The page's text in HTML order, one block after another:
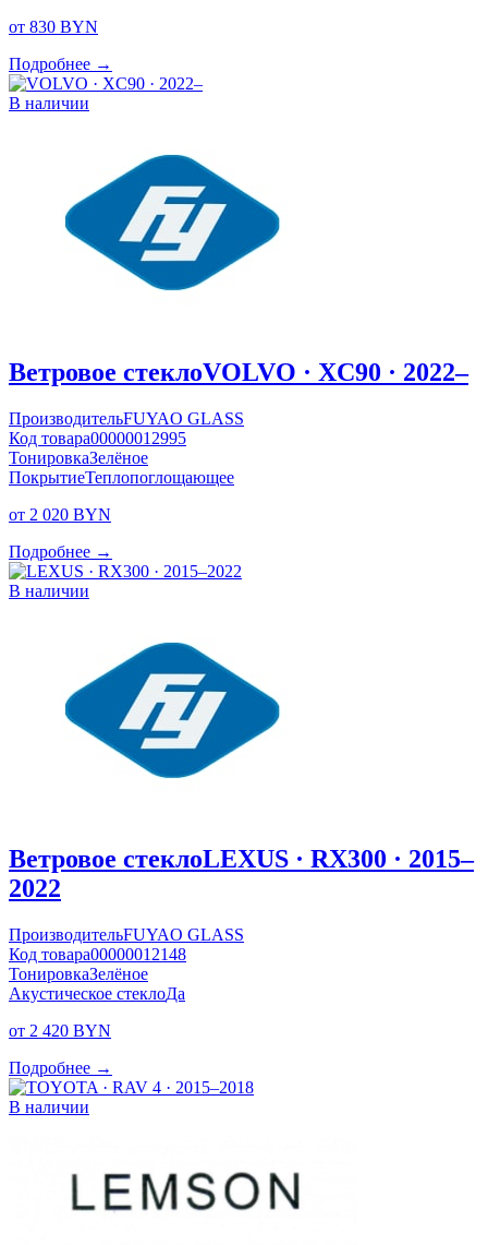
от 830 BYN
Подробнее →
В наличии
Ветровое стеклоVOLVO · XC90 · 2022–
ПроизводительFUYAO GLASS
Код товара00000012995
ТонировкаЗелёное
ПокрытиеТеплопоглощающее
от 2 020 BYN
Подробнее →
В наличии
Ветровое стеклоLEXUS · RX300 · 2015–
2022
ПроизводительFUYAO GLASS
Код товара00000012148
ТонировкаЗелёное
Акустическое стеклоДа
от 2 420 BYN
Подробнее →
В наличии